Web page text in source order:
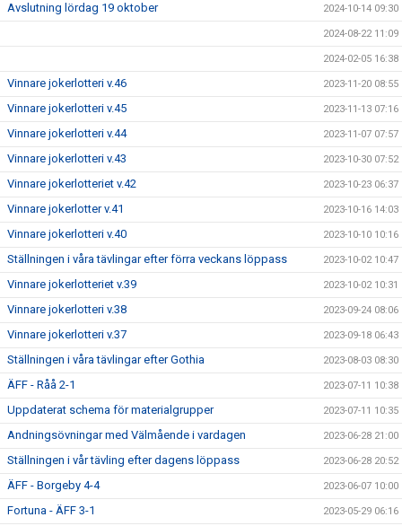
Avslutning lördag 19 oktober 2024-10-14 09:30
2024-08-22 11:09
2024-02-05 16:38
Vinnare jokerlotteri v.46 2023-11-20 08:55
Vinnare jokerlotteri v.45 2023-11-13 07:16
Vinnare jokerlotteri v.44 2023-11-07 07:57
Vinnare jokerlotteri v.43 2023-10-30 07:52
Vinnare jokerlotteriet v.42 2023-10-23 06:37
Vinnare jokerlotter v.41 2023-10-16 14:03
Vinnare jokerlotteri v.40 2023-10-10 10:16
Ställningen i våra tävlingar efter förra veckans löppass 2023-10-02 10:47
Vinnare jokerlotteriet v.39 2023-10-02 10:31
Vinnare jokerlotteri v.38 2023-09-24 08:06
Vinnare jokerlotteri v.37 2023-09-18 06:43
Ställningen i våra tävlingar efter Gothia 2023-08-03 08:30
ÄFF - Råå 2-1 2023-07-11 10:38
Uppdaterat schema för materialgrupper 2023-07-11 10:35
Andningsövningar med Välmående i vardagen 2023-06-28 21:00
Ställningen i vår tävling efter dagens löppass 2023-06-28 20:52
ÄFF - Borgeby 4-4 2023-06-07 10:00
Fortuna - ÄFF 3-1 2023-05-29 06:16